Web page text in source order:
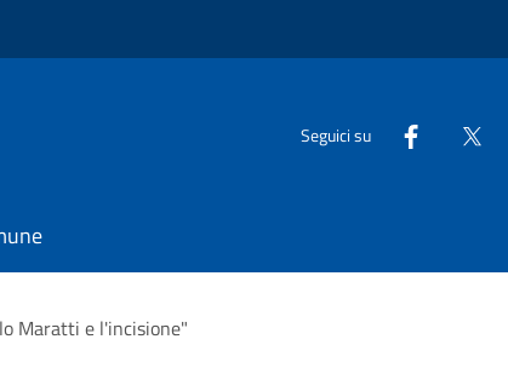
Seguici su
Maratti e l'incisione"